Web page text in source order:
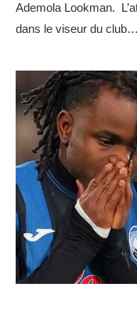
Ademola Lookman.
dans le viseur du club…